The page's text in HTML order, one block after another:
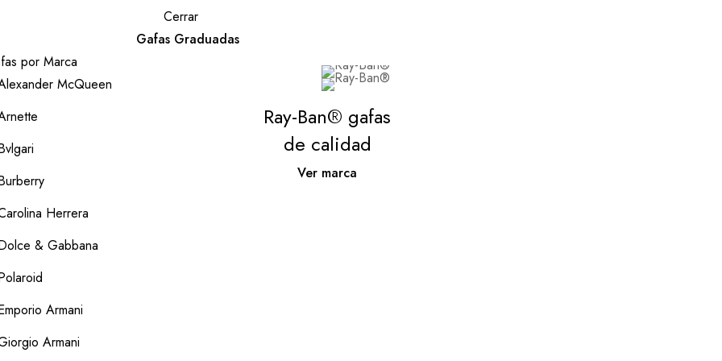
Cerrar
Gafas Graduadas
por Marca
McQueen
Herrera
& Gabbana
Armani
Armani
Ray-Ban® gafas
de calidad
Ver marca